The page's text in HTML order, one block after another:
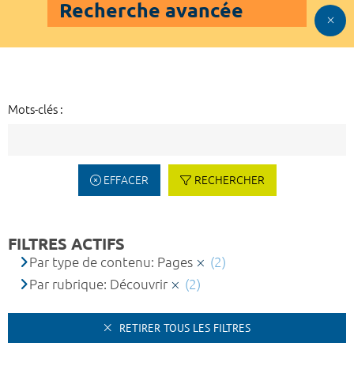
Recherche avancée
Mots-clés :
EFFACER RECHERCHER
FILTRES ACTIFS
Par type de contenu: Pages
(2)
Par rubrique: Découvrir
(2)
RETIRER TOUS LES FILTRES